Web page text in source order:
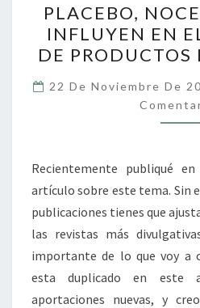
Y
EN
EL
DE
PLACEBO,
INFLUYEN EN
DE PRODUCTOS
22 De Noviembre De
Recientemente publiqué
artículo sobre este tema. Sin
publicaciones tienes que
las revistas más
importante de lo que voy a
esta duplicado en este
aportaciones nuevas, y